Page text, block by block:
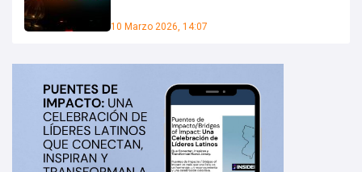
10 Marzo 2026, 14:07